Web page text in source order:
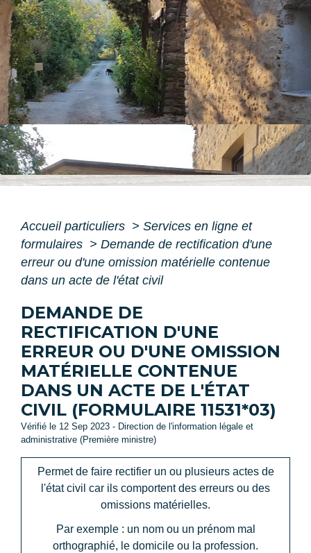
Accueil particuliers > Services en ligne et
formulaires > Demande de rectification d'une
erreur ou d'une omission matérielle contenue
dans un acte de l'état civil
DEMANDE DE
RECTIFICATION D'UNE
ERREUR OU D'UNE OMISSION
MATÉRIELLE CONTENUE
DANS UN ACTE DE L'ÉTAT
CIVIL (FORMULAIRE 11531*03)
Vérifié le 12 Sep 2023 - Direction de l'information légale et
administrative (Première ministre)
Permet de faire rectifier un ou plusieurs actes de
l'état civil car ils comportent des erreurs ou des
omissions matérielles.
Par exemple : un nom ou un prénom mal
orthographié, le domicile ou la profession.